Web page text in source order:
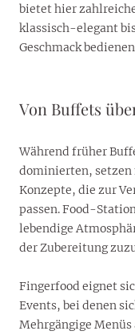
bietet hier
klassisch-elegant
Geschmack
Von Buffets
Während früher
dominierten, setzen
Konzepte, die zur
passen. Food-
lebendige
der Zubereitung
Fingerfood eignet
Events, bei denen
Mehrgängige